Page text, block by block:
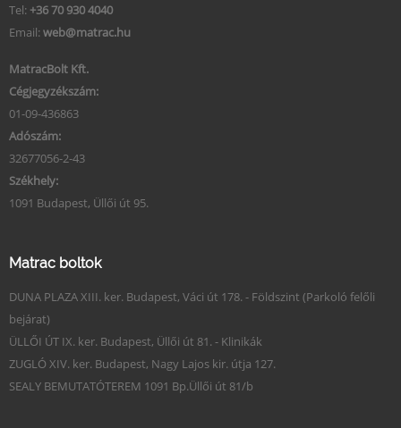
Tel: +36 70 930 4040
Email: web@matrac.hu
MatracBolt Kft.
Cégjegyzékszám:
01-09-436863
Adószám:
32677056-2-43
Székhely:
1091 Budapest, Üllői út 95.
Matrac boltok
DUNA PLAZA XIII. ker. Budapest, Váci út 178. - Földszint (Parkoló felőli
bejárat)
ÜLLŐI ÚT IX. ker. Budapest, Üllői út 81. - Klinikák
ZUGLÓ XIV. ker. Budapest, Nagy Lajos kir. útja 127.
SEALY BEMUTATÓTEREM 1091 Bp.Üllői út 81/b